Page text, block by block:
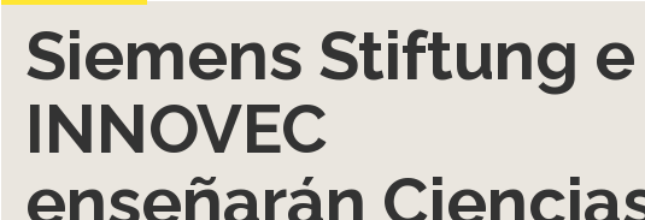
Siemens Stiftung e
INNOVEC
enseñarán